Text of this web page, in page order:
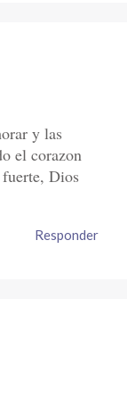
y las
el corazon
fuerte, Dios
Responder